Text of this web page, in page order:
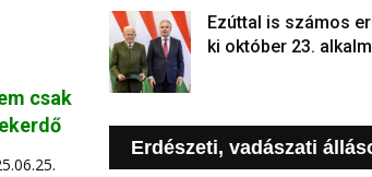
csak
Ezúttal is számos
ki október 23.
Erdészeti, vadászati